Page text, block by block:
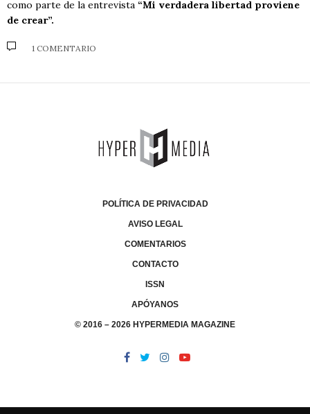
como parte de la entrevista “Mi verdadera libertad proviene
de crear”.
1 COMENTARIO
POLÍTICA DE PRIVACIDAD
AVISO LEGAL
COMENTARIOS
CONTACTO
ISSN
APÓYANOS
© 2016 – 2026 HYPERMEDIA MAGAZINE